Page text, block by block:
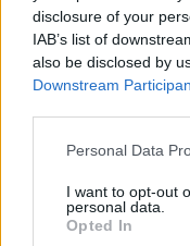
disclosure of your
IAB’s list of
also be disclosed by
Downstream
Personal Data
I want to opt-out
personal data.
Opted In
Οι σκύλοι όντως
τυχαία
Μεταμόσχευση –